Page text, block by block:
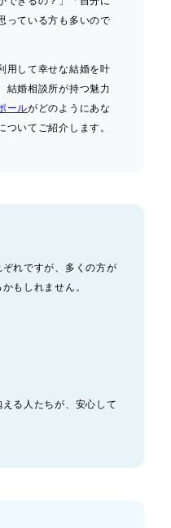
っている方も多いので
用して幸せな結婚を叶
結婚相談所が持つ魅力
ールがどのようにあな
いてご紹介します。
れですが、多くの方が
もしれません。
る人たちが、安心して